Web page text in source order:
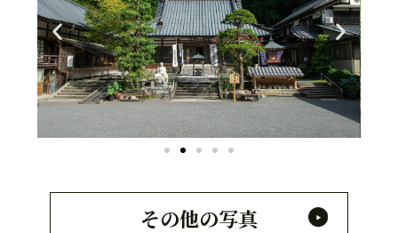
その他の写真